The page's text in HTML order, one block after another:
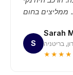
S
Sarah
בריטניה